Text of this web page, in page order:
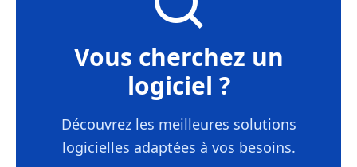
Vous cherchez un
logiciel ?
Découvrez les meilleures solutions
logicielles adaptées à vos besoins.